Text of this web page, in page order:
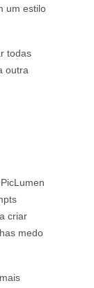
um estilo
todas
outra
criar
medo